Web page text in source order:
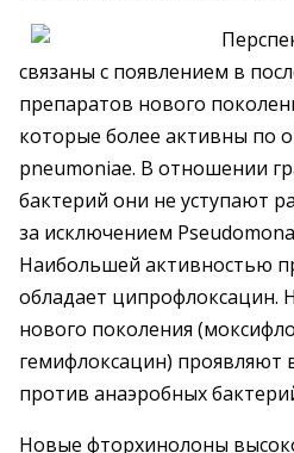
связаны с появлением в
препаратов нового
которые более активны по
pneumoniae. В отношении
бактерий они не уступают
за исключением
Наибольшей активностью
обладает ципрофлоксацин.
нового поколения
гемифлоксацин) проявляют
против анаэробных
Новые фторхинолоны